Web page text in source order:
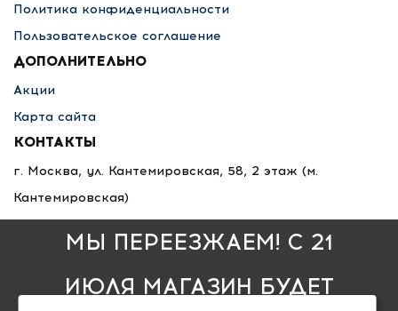
МЫ ПЕРЕЕЗЖАЕМ! С 21
ИЮЛЯ МАГАЗИН БУДЕТ
Политика конфиденциальности
Пользовательское соглашение
ДОПОЛНИТЕЛЬНО
Акции
Карта сайта
КОНТАКТЫ
г. Москва, ул. Кантемировская, 58, 2 этаж (м.
Кантемировская)
8 495 789-36-25
8 800 333-68-35
info@nlfsk.ru